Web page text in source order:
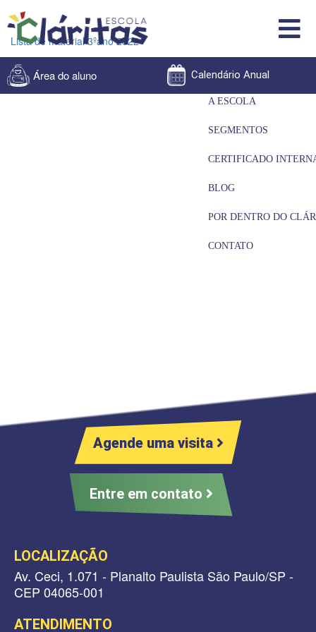
Área do aluno Calendário Anual
Lista de material 3ºano 2022
A ESCOLA
SEGMENTOS
CERTIFICADO
BLOG
POR DENTRO DO
CONTATO
Agende uma visita
Entre em contato
LOCALIZAÇÃO
Av. Ceci, 1.071 - Planalto Paulista São Paulo/SP -
CEP 04065-001
ATENDIMENTO